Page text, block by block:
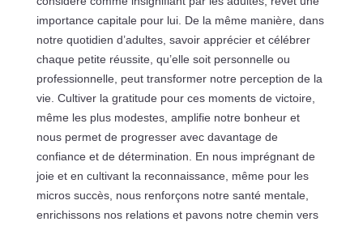
importance capitale pour lui. De la même manière, dans
notre quotidien d’adultes, savoir apprécier et célébrer
chaque petite réussite, qu’elle soit personnelle ou
professionnelle, peut transformer notre perception de la
vie. Cultiver la gratitude pour ces moments de victoire,
même les plus modestes, amplifie notre bonheur et
nous permet de progresser avec davantage de
confiance et de détermination. En nous imprégnant de
joie et en cultivant la reconnaissance, même pour les
micros succès, nous renforçons notre santé mentale,
enrichissons nos relations et pavons notre chemin vers